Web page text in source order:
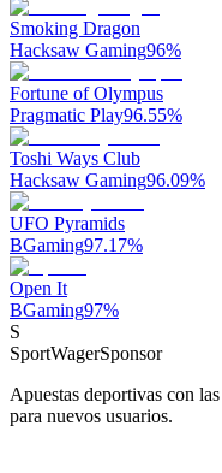
Smoking Dragon
Hacksaw Gaming96%
Fortune of Olympus
Pragmatic Play96.55%
Toshi Ways Club
Hacksaw Gaming96.09%
UFO Pyramids
BGaming97.17%
Open It
BGaming97%
S
SportWagerSponsor
Apuestas deportivas con
para nuevos usuarios.